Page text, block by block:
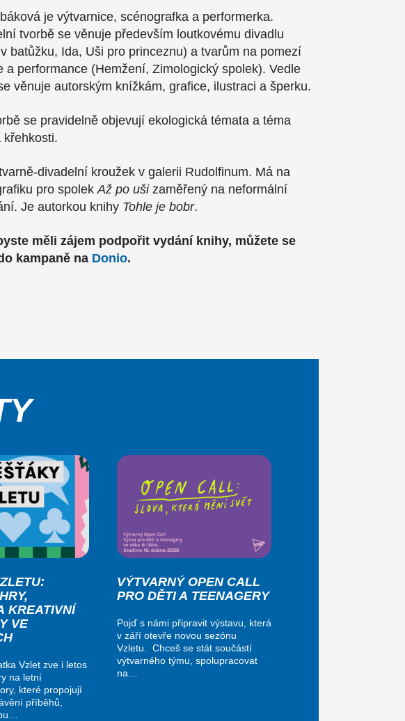
je výtvarnice, scénografka a performerka.
tvorbě se věnuje především loutkovému divadlu
batůžku, Ida, Uši pro princeznu) a tvarům na pomezí
a performance (Hemžení, Zimologický spolek). Vedle
věnuje autorským knížkám, grafice, ilustraci a šperku.
se pravidelně objevují ekologická témata a téma
křehkosti.
divadelní kroužek v galerii Rudolfinum. Má na
pro spolekAž po ušizaměřený na neformální
Je autorkou knihy Tohle je bobr.
měli zájem podpořit vydání knihy, můžete se
kampaně na Donio.
KREATIVNÍ
VE
Vzlet zve i letos
na letní
které propojují
příběhů,
VÝTVARNÝ OPEN CALL
PRO DĚTI A TEENAGERY
Pojď s námi připravit výstavu, která
v září otevře novou sezónu
Vzletu. Chceš se stát součástí
výtvarného týmu, spolupracovat
na…